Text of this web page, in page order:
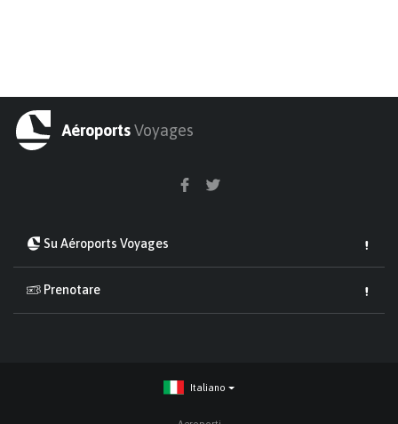
AéroportsVoyages
Su Aéroports Voyages
Prenotare
Italiano